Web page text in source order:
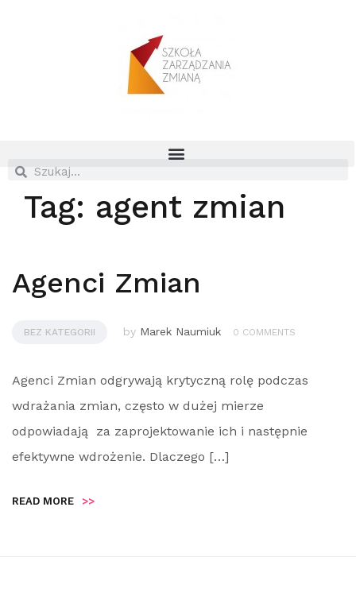
Tag: agent zmian
Agenci Zmian
BEZ KATEGORII by Marek Naumiuk 0 COMMENTS
Agenci Zmian odgrywają krytyczną rolę podczas
wdrażania zmian, często w dużej mierze
odpowiadają za zaprojektowanie ich i następnie
efektywne wdrożenie. Dlaczego […]
READ MORE >>